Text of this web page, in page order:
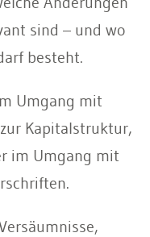
sind – und wo
besteht.
Umgang mit
Kapitalstruktur,
im Umgang mit